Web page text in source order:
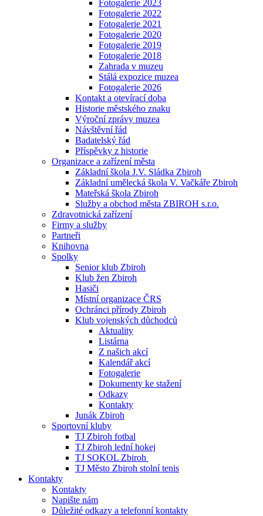
Fotogalerie 2023
Fotogalerie 2022
Fotogalerie 2021
Fotogalerie 2020
Fotogalerie 2019
Fotogalerie 2018
Zahrada v muzeu
Stálá expozice muzea
Fotogalerie 2026
Kontakt a otevírací doba
Historie městského znaku
Výroční zprávy muzea
Návštěvní řád
Badatelský řád
Příspěvky z historie
Organizace a zařízení města
Základní škola J.V. Sládka Zbiroh
Základní umělecká škola V. Vačkáře Zbiroh
Mateřská škola Zbiroh
Služby a obchod města ZBIROH s.r.o.
Zdravotnická zařízení
Firmy a služby
Partneři
Knihovna
Spolky
Senior klub Zbiroh
Klub žen Zbiroh
Hasiči
Místní organizace ČRS
Ochránci přírody Zbiroh
Klub vojenských důchodců
Aktuality
Listárna
Z našich akcí
Kalendář akcí
Fotogalerie
Dokumenty ke stažení
Odkazy
Kontakty
Junák Zbiroh
Sportovní kluby
TJ Zbiroh fotbal
TJ Zbiroh lední hokej
TJ SOKOL Zbiroh
TJ Město Zbiroh stolní tenis
Kontakty
Kontakty
Napište nám
Důležité odkazy a telefonní kontakty